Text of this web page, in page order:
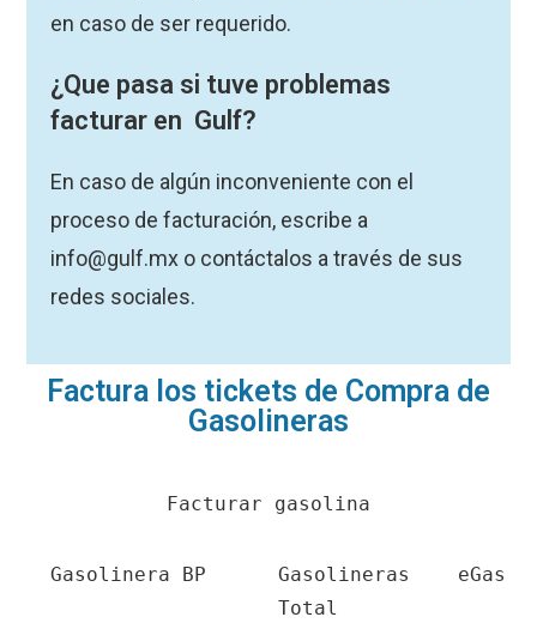
en caso de ser requerido.
¿Que pasa si tuve problemas
facturar en Gulf?
En caso de algún inconveniente con el
proceso de facturación, escribe a
info@gulf.mx o contáctalos a través de sus
redes sociales.
Factura los tickets de Compra de
Gasolineras
Facturar gasolina
Gasolinera BP
Gasolineras
Total
eGas